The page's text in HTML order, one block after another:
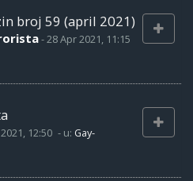
broj 59 (april 2021)
-28 Apr 2021, 11:15
12:50 - u: Gay-